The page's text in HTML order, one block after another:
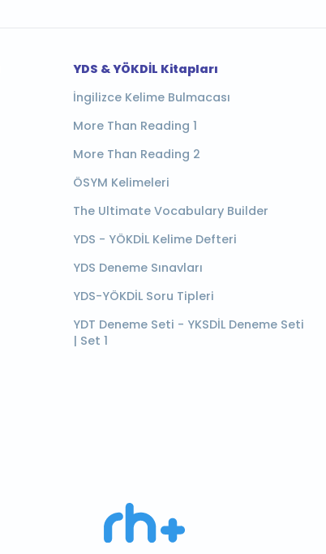
YDS & YÖKDİL Kitapları
İngilizce Kelime Bulmacası
More Than Reading 1
More Than Reading 2
ÖSYM Kelimeleri
The Ultimate Vocabulary Builder
YDS - YÖKDİL Kelime Defteri
YDS Deneme Sınavları
YDS-YÖKDİL Soru Tipleri
YDT Deneme Seti - YKSDİL Deneme Seti
| Set 1